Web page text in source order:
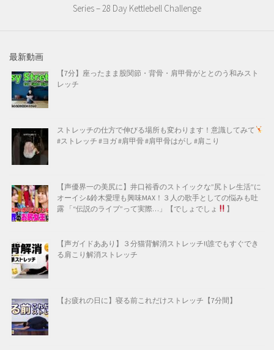
Series – 28 Day Kettlebell Challenge
最新動画
【7分】座ったまま股関節・背骨・肩甲骨がととのう和みスト
レッチ
ストレッチの仕方で伸びる場所も変わります！意識してみて
#ストレッチ #ヨガ #肩甲骨 #肩甲骨はがし #肩こり
【声優界一の美尻に】井口裕香のストイックな”尻トレ生活”に
オーイシ&鈴木愛理も興味MAX！３人の歌手としての悩みも吐
露 「“伝説のライブ”って実際…」【でしょでしょ
】
【声ガイドああり】３分猫背解消ストレッチ!!誰でもすぐでき
る肩こり解消ストレッチ
【お疲れの日に】寝る前これだけストレッチ【7分間】